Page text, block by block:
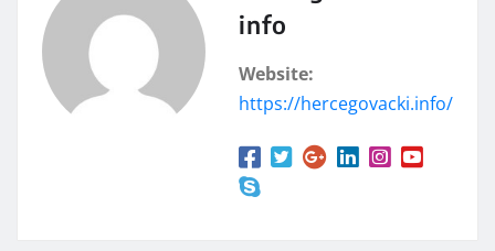
info
Website:
https://hercegovacki.info/